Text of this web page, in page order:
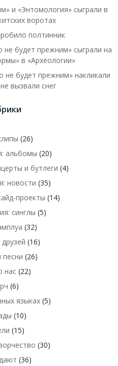
и «Энтомология» сыграли в
воротах
полтинник
не будет прежним» сыграли на
в «Археологии»
не будет прежним» накликали
вызвали снег
(26)
альбомы (20)
и бутлеги (4)
новости (35)
проекты (14)
синглы (5)
(32)
(16)
песни (26)
нас(22)
(6)
языках(5)
(10)
(15)
(30)
(36)